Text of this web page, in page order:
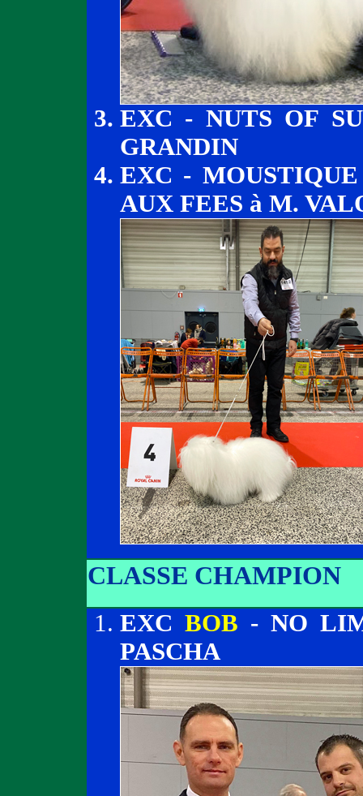
EXC - NUTS OF
GRANDIN
EXC -
AUX FEES à M.
CLASSE CHAMPION
EXC BOB - NO
PASCHA